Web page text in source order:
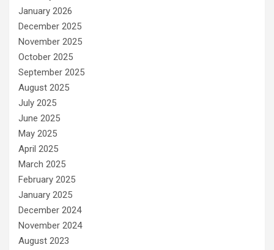
January 2026
December 2025
November 2025
October 2025
September 2025
August 2025
July 2025
June 2025
May 2025
April 2025
March 2025
February 2025
January 2025
December 2024
November 2024
August 2023